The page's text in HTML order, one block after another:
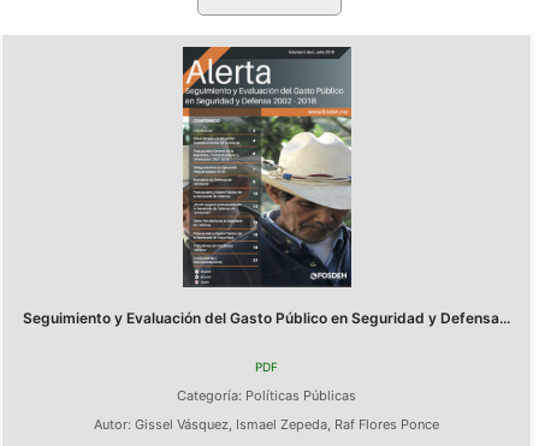
Seguimiento y Evaluación del Gasto Público en Seguridad y Defensa...
PDF
Categoría: Políticas Públicas
Autor: Gissel Vásquez, Ismael Zepeda, Raf Flores Ponce